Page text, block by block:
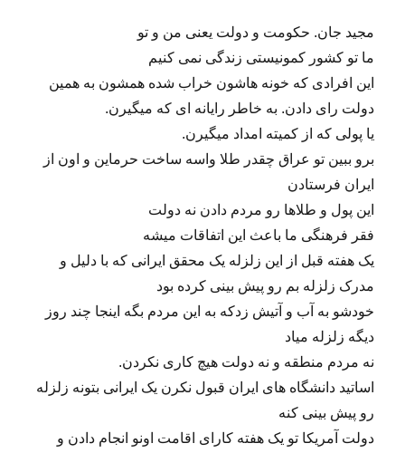
مجید جان. حکومت و دولت یعنی من و تو
ما تو کشور کمونیستی زندگی نمی کنیم
این افرادی که خونه هاشون خراب شده همشون به همین
دولت رای دادن. به خاطر رایانه ای که میگیرن.
یا پولی که از کمیته امداد میگیرن.
برو ببین تو عراق چقدر طلا واسه ساخت حرماین و اون از
ایران فرستادن
این پول و طلاها رو مردم دادن نه دولت
فقر فرهنگی ما باعث این اتفاقات میشه
یک هفته قبل از این زلزله یک محقق ایرانی که با دلیل و
مدرک زلزله بم رو پیش بینی کرده بود
خودشو به آب و آتیش زدکه به این مردم بگه اینجا چند روز
دیگه زلزله میاد
نه مردم منطقه و نه دولت هیچ کاری نکردن.
اساتید دانشگاه های ایران قبول نکرن یک ایرانی بتونه زلزله
رو پیش بینی کنه
دولت آمریکا تو یک هفته کارای اقامت اونو انجام دادن و